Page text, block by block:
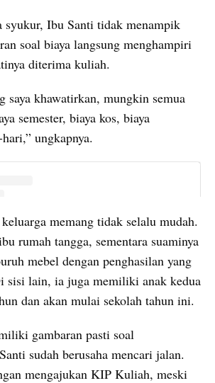
syukur, Ibu Santi tidak menampik
soal biaya langsung menghampiri
diterima kuliah.
saya khawatirkan, mungkin semua
semester, biaya kos, biaya
ungkapnya.
memang tidak selalu mudah.
rumah tangga, sementara suaminya
mebel dengan penghasilan yang
sisi lain, ia juga memiliki anak kedua
dan akan mulai sekolah tahun ini.
gambaran pasti soal
sudah berusaha mencari jalan.
mengajukan KIP Kuliah, meski